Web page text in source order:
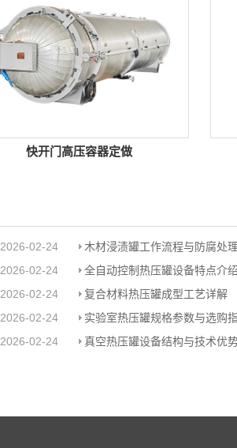
快开门高压容器定做
2026-02-24 木材浸渍罐工作流程与防腐处
2026-02-24 全自动控制热压罐设备特点介绍
2026-02-24 复合材料热压罐成型工艺详解
2026-02-24 实验室热压罐规格参数与选购
2026-02-24 真空热压罐设备结构与技术优